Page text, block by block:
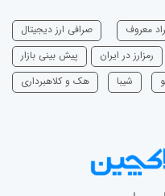
معروف
صرافی ارز دیجیتال
رمزارز در ایران
پیش بینی بازار
شیبا هک و کلاهبرداری